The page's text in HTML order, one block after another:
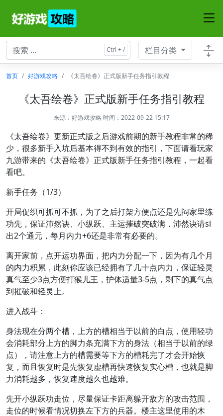
栏目分类
首页 好游戏攻略 《太吾绘卷》正式版新手任务指引教程
《太吾绘卷》正式版新手任务指引教程
来源： 好游戏攻略时间：2022-09-22 15:17
《太吾绘卷》更新正式版之后游戏前期的新手教程非常的稀
少，很多新手入坑后基本得不到有效的指引，下面请看玩家
九游带来的《太吾绘卷》正式版新手任务指引教程，一起看
看吧。
新手任务（1/3）
开局促织可抓可不抓，为了之后打架方便点还是先闷家里练
功先，保证沛然诀、小纵跃、主运摧破突破满，沛然诀请sl
出2个通元，每月内力+6还是非常有必要的。
离开家前，点开运功界面，把内力分配一下，因为有几个月
的内力积累，此刻你应该已经拥有了几十点内力，保证轻灵
真气至少3点方便打猴儿王，护体适量3-5点，剩下的真气点
到摧破和轻灵上。
进入战斗：
身法现在分两个槽，上方的槽相当于以前的白点，使用轻功
会消耗部分上方的脚力条充满下方的身法（相当于以前的绿
点），请注意上方的槽需要等下方的槽耗完了才会开始恢
复，而且恢复时是先恢复虚槽再快速恢复实心槽，也就是脚
力消耗越多，恢复速度越久也越难。
先开小纵跃功走位，尽量保证卡距离躲开敌方的攻击范围，
走位的时候看情况切换左下方的兵器。楼主这里使用的木